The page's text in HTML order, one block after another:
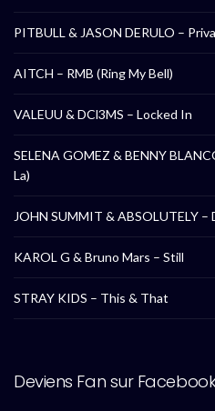
PITBULL & JASON DERULO –
AITCH – RMB (Ring My Bell)
VALEUU & DCl3MS – Locked In
SELENA GOMEZ & BENNY
La)
JOHN SUMMIT & ABSOLUTELY –
KAROL G & Bruno Mars – Still
STRAY KIDS – This & That
Deviens Fan sur